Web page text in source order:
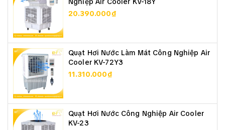
20.390.000₫
Quạt Hơi Nước Làm Mát Công Nghiệp Air
Cooler KV-72Y3
11.310.000₫
Quạt Hơi Nước Công Nghiệp Air Cooler
KV-23